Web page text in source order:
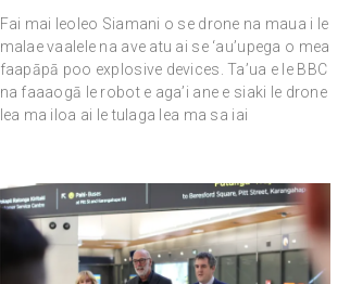
Fai mai leoleo Siamani o se drone na maua i le
malae vaalele na ave atu ai se ‘au’upega o mea
faapāpā poo explosive devices. Ta’ua e le BBC
na faaaogā le robot e aga’i ane e siaki le drone
lea ma iloa ai le tulaga lea ma sa iai